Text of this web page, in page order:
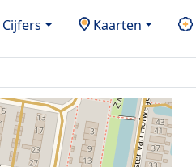
Cijfers Kaarten